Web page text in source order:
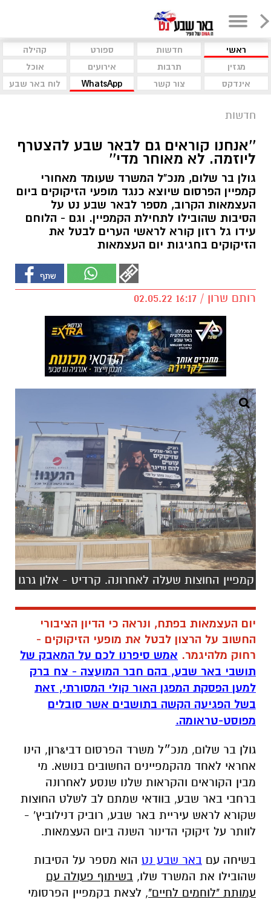
ראשי חדשות ספורט
קהילה
מגזין
תרבות אירועים
אוכל
אינדקס
צור קשר WhatsApp לוח באר שבע
חדשות
''אנחנו קוראים גם לבאר שבע להצטרף
ליוזמה. לא מאוחר מדי''
גולן בר שלום, מנכ"ל המשרד שעומד מאחורי
קמפיין הפרסום שיוצא כנגד מופעי הזיקוקים ביום
העצמאות הקרוב, מספר לבאר שבע נט על
הסיבות שהובילו לתחילת הקמפיין. וגם - הלוחם
עידו גל רזון קורא לראשי הערים לבטל את
הזיקוקים בחגיגות יום העצמאות
רותם שרון / 16:17 02.05.22
קמפיין החוצות שעלה לאחרונה. קרדיט - אלון גרגו
יום העצמאות בפתח, ונראה כי הדיון הציבורי
החשוב על הרצון לבטל את מופעי הזיקוקים -
רחוק מלהיגמר. אמש סיפרנו לכם על המאבק של
תושבי באר שבע, בהם חבר המועצה - צח ברק
למען הפסקת המפגן האור קולי המסורתי, זאת
בשל הפגיעה הקשה בתושבים אשר סובלים
מפוסט-טראומה.
גולן בר שלום, מנכ״ל משרד הפרסום דבי&רון, הינו
אחראי לאחד מהקמפיינים החשובים בנושא. מי
מבין הקוראים והקראות שלנו שנסע לאחרונה
ברחבי באר שבע, בוודאי שמתם לב לשלט החוצות
שקורא לראש עיריית באר שבע, רוביק דנילוביץ' -
לוותר על זיקוקי הדינור השנה ביום העצמאות.
בשיחה עם באר שבע נט הוא מספר על הסיבות
שהובילו את המשרד שלו, בשיתוף פעולה עם
עמותת "לוחמים לחיים", לצאת בקמפיין הפרסומי